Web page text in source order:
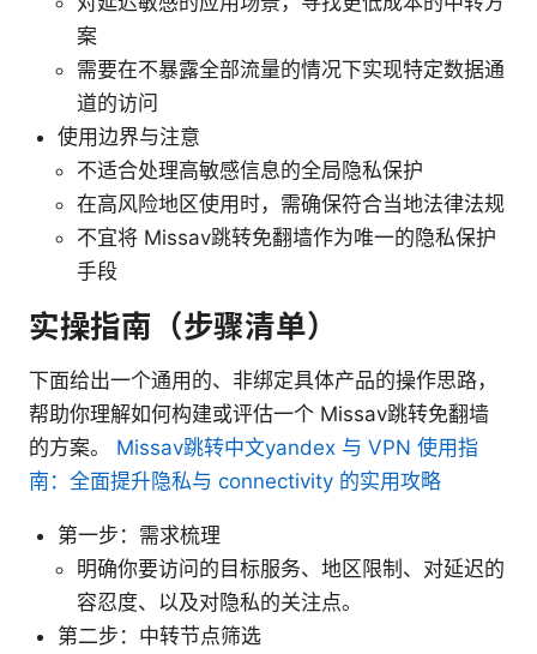
案
需要在不暴露全部流量的情况下实现特定数据通
道的访问
使用边界与注意
不适合处理高敏感信息的全局隐私保护
在高风险地区使用时，需确保符合当地法律法规
不宜将 Missav跳转免翻墙作为唯一的隐私保护
手段
实操指南（步骤清单）
下面给出一个通用的、非绑定具体产品的操作思路，
帮助你理解如何构建或评估一个 Missav跳转免翻墙
的方案。 Missav跳转中文yandex 与 VPN 使用指
南：全面提升隐私与 connectivity 的实用攻略
第一步：需求梳理
明确你要访问的目标服务、地区限制、对延迟的
容忍度、以及对隐私的关注点。
第二步：中转节点筛选